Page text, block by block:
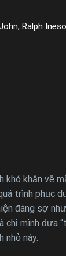
Ralph
khó khăn về
trình phục
đáng sợ
mình đưa
này.